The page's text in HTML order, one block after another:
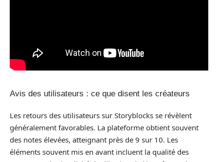
Avis des utilisateurs : ce que disent les créateurs
Les retours des utilisateurs sur Storyblocks se révèlent
généralement favorables. La plateforme obtient souvent
des notes élevées, atteignant près de 9 sur 10. Les
éléments souvent mis en avant incluent la qualité des